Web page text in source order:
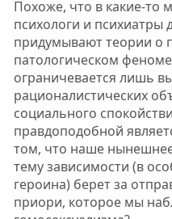
Похоже, что в какие-то
психологи и психиатры
придумывают теории о
патологическом
ограничевается лишь
рационалистических
социального
правдоподобной
том, что наше
тему зависимости (в
героина) берет за
приори, которое мы